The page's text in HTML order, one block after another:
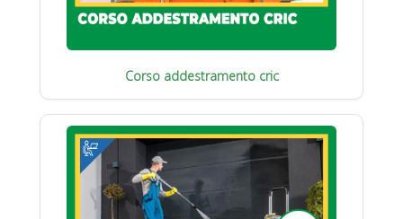
Corso addestramento cric